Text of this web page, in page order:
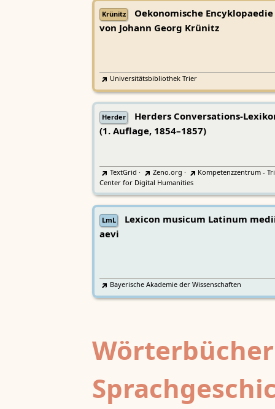
Krünitz
Oekonomische Encyklopaedie
von Johann Georg Krünitz
Universitätsbibliothek Trier
Herder
Herders Conversations-
(1. Auflage, 1854–1857)
TextGrid · Zeno.org ·
Kompetenzzentrum -
Center for Digital Humanities
LmL
Lexicon musicum Latinum
aevi
Bayerische Akademie der Wissenschaften